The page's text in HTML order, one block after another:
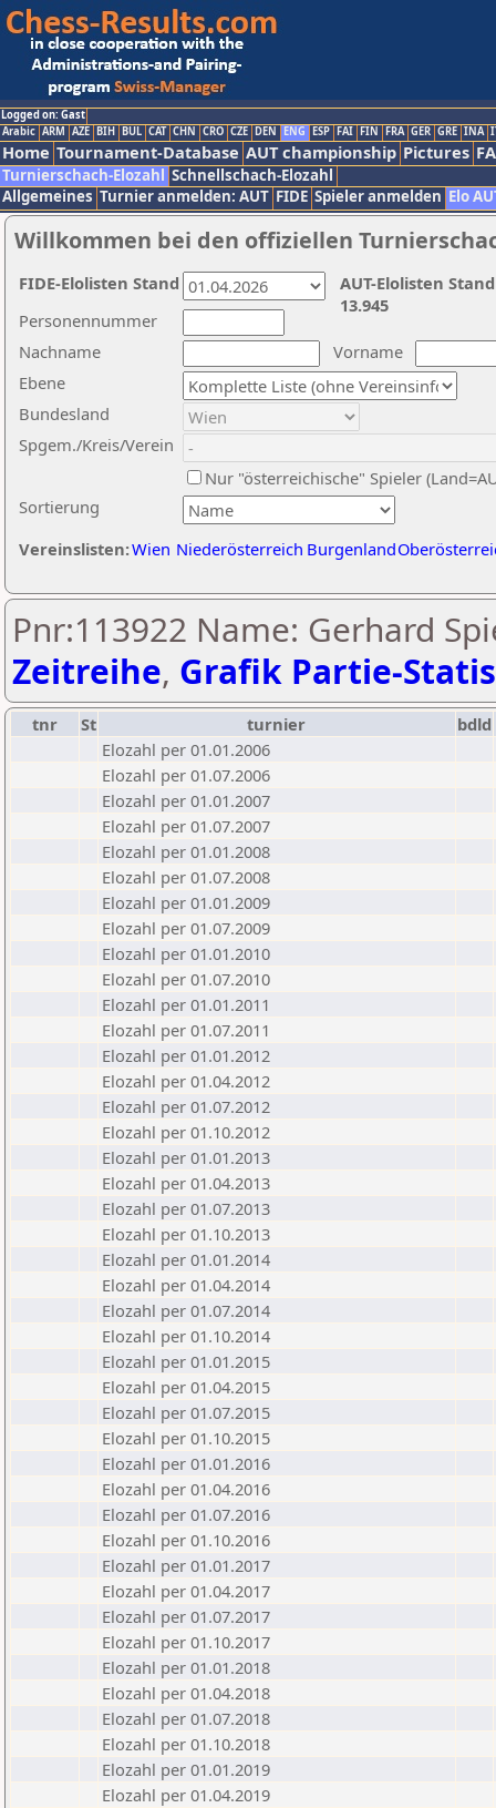
Logged on: Gast
Arabic ARM AZE BIH BUL CAT CHN CRO CZE DEN ENG ESP FAI FIN FRA GER GRE INA
Home Tournament-Database AUT championship Pictures
Turnierschach-Elozahl Schnellschach-Elozahl
Allgemeines Turnier anmelden: AUT FIDE Spieler anmelden Elo
Willkommen bei den offiziellen
Nachname
Vorname
Ebene
Sortierung
Personennummer
Bundesland
Spgem./Kreis/Verein
Nur "österreichische" Spieler
Vereinslisten:Wien Niederösterreich Burgenland
AUT-Elolisten
13.945
FIDE-Elolisten Stand
Pnr:113922 Name: Gerhard
Zeitreihe, Grafik Partie-
tnr St turnier bdld
Elozahl per 01.01.2006
Elozahl per 01.07.2006
Elozahl per 01.01.2007
Elozahl per 01.07.2007
Elozahl per 01.01.2008
Elozahl per 01.07.2008
Elozahl per 01.01.2009
Elozahl per 01.07.2009
Elozahl per 01.01.2010
Elozahl per 01.07.2010
Elozahl per 01.01.2011
Elozahl per 01.07.2011
Elozahl per 01.01.2012
Elozahl per 01.04.2012
Elozahl per 01.07.2012
Elozahl per 01.10.2012
Elozahl per 01.01.2013
Elozahl per 01.04.2013
Elozahl per 01.07.2013
Elozahl per 01.10.2013
Elozahl per 01.01.2014
Elozahl per 01.04.2014
Elozahl per 01.07.2014
Elozahl per 01.10.2014
Elozahl per 01.01.2015
Elozahl per 01.04.2015
Elozahl per 01.07.2015
Elozahl per 01.10.2015
Elozahl per 01.01.2016
Elozahl per 01.04.2016
Elozahl per 01.07.2016
Elozahl per 01.10.2016
Elozahl per 01.01.2017
Elozahl per 01.04.2017
Elozahl per 01.07.2017
Elozahl per 01.10.2017
Elozahl per 01.01.2018
Elozahl per 01.04.2018
Elozahl per 01.07.2018
Elozahl per 01.10.2018
Elozahl per 01.01.2019
Elozahl per 01.04.2019